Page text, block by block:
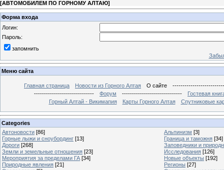
[АВТОМОБИЛЕМ ПО ГОРНОМУ АЛТАЮ]
Форма входа
Логин:
Пароль:
запомнить
Меню сайта
Главная страница Новости из Горного Алтая О сайте
------------------------------
Форум ------------------------------
Гостевая
Горный Алтай - Викимапия
Карты Горного Алтая Спутниковые
Categories
Автоновости [86] Альпинизм [3]
Горные лыжи и сноубординг [13] Граница и таможня [34]
Дороги [268]
Заповедники и
Земли и земельные отношения [23] Исследования [126]
Мероприятия за пределами ГА [34] Новые объекты [192]
Природные явления [21] Регионы [27]